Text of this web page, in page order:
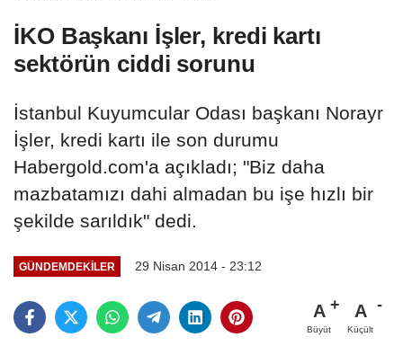
İKO Başkanı İşler, kredi kartı
sektörün ciddi sorunu
İstanbul Kuyumcular Odası başkanı Norayr
İşler, kredi kartı ile son durumu
Habergold.com'a açıkladı; "Biz daha
mazbatamızı dahi almadan bu işe hızlı bir
şekilde sarıldık" dedi.
GÜNDEMDEKILER 29 Nisan 2014 - 23:12
A
Büyüt
A
Küçült